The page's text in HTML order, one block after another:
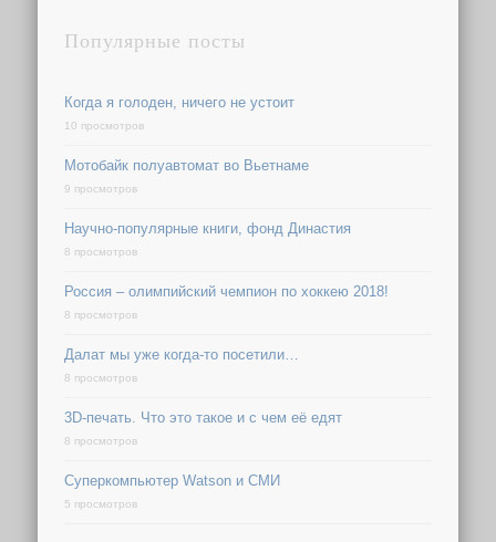
Популярные посты
Когда я голоден, ничего не устоит
10 просмотров
Мотобайк полуавтомат во Вьетнаме
9 просмотров
Научно-популярные книги, фонд Династия
8 просмотров
Россия – олимпийский чемпион по хоккею 2018!
8 просмотров
Далат мы уже когда-то посетили…
8 просмотров
3D-печать. Что это такое и с чем её едят
8 просмотров
Суперкомпьютер Watson и СМИ
5 просмотров